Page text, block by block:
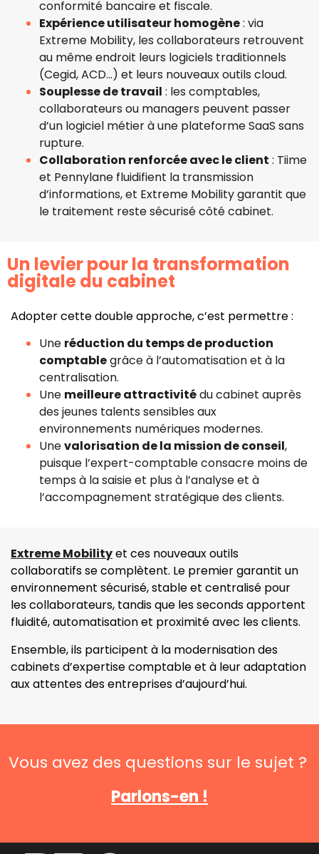
conformité bancaire et fiscale.
Expérience utilisateur homogène: via
Extreme Mobility, les collaborateurs retrouvent
au même endroit leurs logiciels traditionnels
(Cegid, ACD…) et leurs nouveaux outils cloud.
Souplesse de travail : les comptables,
collaborateurs ou managers peuvent passer
d’un logiciel métier à une plateforme SaaS sans
rupture.
Collaboration renforcée avec le client : Tiime
et Pennylane fluidifient la transmission
d’informations, et Extreme Mobility garantit que
le traitement reste sécurisé côté cabinet.
Un levier pour la transformation
digitale du cabinet
Adopter cette double approche, c’est permettre :
Une réduction du temps de production
comptablegrâce à l’automatisation et à la
centralisation.
Une meilleure attractivitédu cabinet auprès
des jeunes talents sensibles aux
environnements numériques modernes.
Unevalorisation de la mission de conseil,
puisque l’expert-comptable consacre moins de
temps à la saisie et plus à l’analyse et à
l’accompagnement stratégique des clients.
Extreme Mobilityet ces nouveaux outils
collaboratifs se complètent. Le premier garantit un
environnement sécurisé, stable et centralisé pour
les collaborateurs, tandis que les seconds apportent
fluidité, automatisation et proximité avec les clients.
Ensemble, ils participent à la modernisation des
cabinets d’expertise comptable et à leur adaptation
aux attentes des entreprises d’aujourd’hui.
Vous avez des questions sur le sujet ?
Parlons-en !